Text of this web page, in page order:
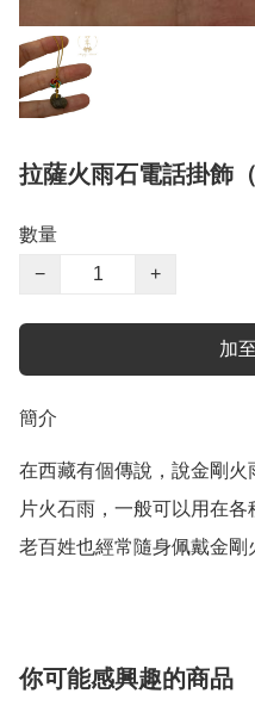
拉薩火雨石電話掛飾
數量
−
+
加
簡介
在西藏有個傳說，說金剛
片火石雨，一般可以用在各
老百姓也經常隨身佩戴金剛
你可能感興趣的商品